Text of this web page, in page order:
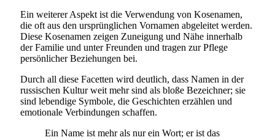
Ein weiterer Aspekt ist die Verwendung von Kosenamen,
die oft aus den ursprünglichen Vornamen abgeleitet werden.
Diese Kosenamen zeigen Zuneigung und Nähe innerhalb
der Familie und unter Freunden und tragen zur Pflege
persönlicher Beziehungen bei.
Durch all diese Facetten wird deutlich, dass Namen in der
russischen Kultur weit mehr sind als bloße Bezeichner; sie
sind lebendige Symbole, die Geschichten erzählen und
emotionale Verbindungen schaffen.
Ein Name ist mehr als nur ein Wort; er ist das